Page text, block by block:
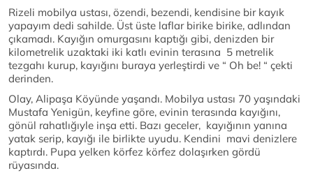
Rizeli mobilya ustası, özendi, bezendi, kendisine bir kayık
yapayım dedi sahilde. Üst üste laflar birike birike, adlından
çıkamadı. Kayığın omurgasını kaptığı gibi, denizden bir
kilometrelik uzaktaki iki katlı evinin terasına 5 metrelik
tezgahı kurup, kayığını buraya yerleştirdi ve “ Oh be! “ çekti
derinden.
Olay, Alipaşa Köyünde yaşandı. Mobilya ustası 70 yaşındaki
Mustafa Yenigün, keyfine göre, evinin terasında kayığını,
gönül rahatlığıyle inşa etti. Bazı geceler, kayığının yanına
yatak serip, kayığı ile birlikte uyudu. Kendini mavi denizlere
kaptırdı. Pupa yelken körfez körfez dolaşırken gördü
rüyasında.